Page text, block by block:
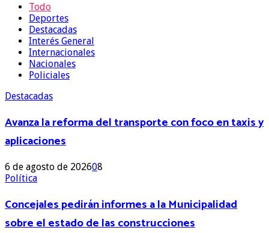
Todo
Deportes
Destacadas
Interés General
Internacionales
Nacionales
Policiales
Destacadas
Avanza la reforma del transporte con foco en taxis y
aplicaciones
6 de agosto de 202608
Política
Concejales pedirán informes a la Municipalidad
sobre el estado de las construcciones